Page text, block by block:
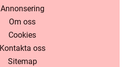
Annonsering
Om oss
Cookies
Kontakta oss
Sitemap